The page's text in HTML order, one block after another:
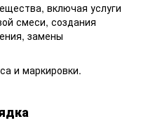
включая услуги
смеси, создания
замены
и маркировки.